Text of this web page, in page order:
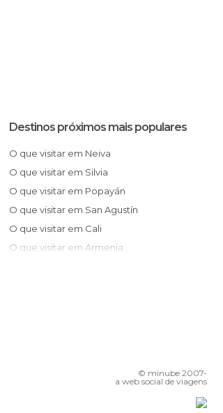
Destinos próximos mais populares
O que visitar em Neiva
O que visitar em Silvia
O que visitar em Popayán
O que visitar em San Agustín
O que visitar em Cali
O que visitar em Armenia
O que visitar em Pereira
© minube 2007-
a web social de viagens